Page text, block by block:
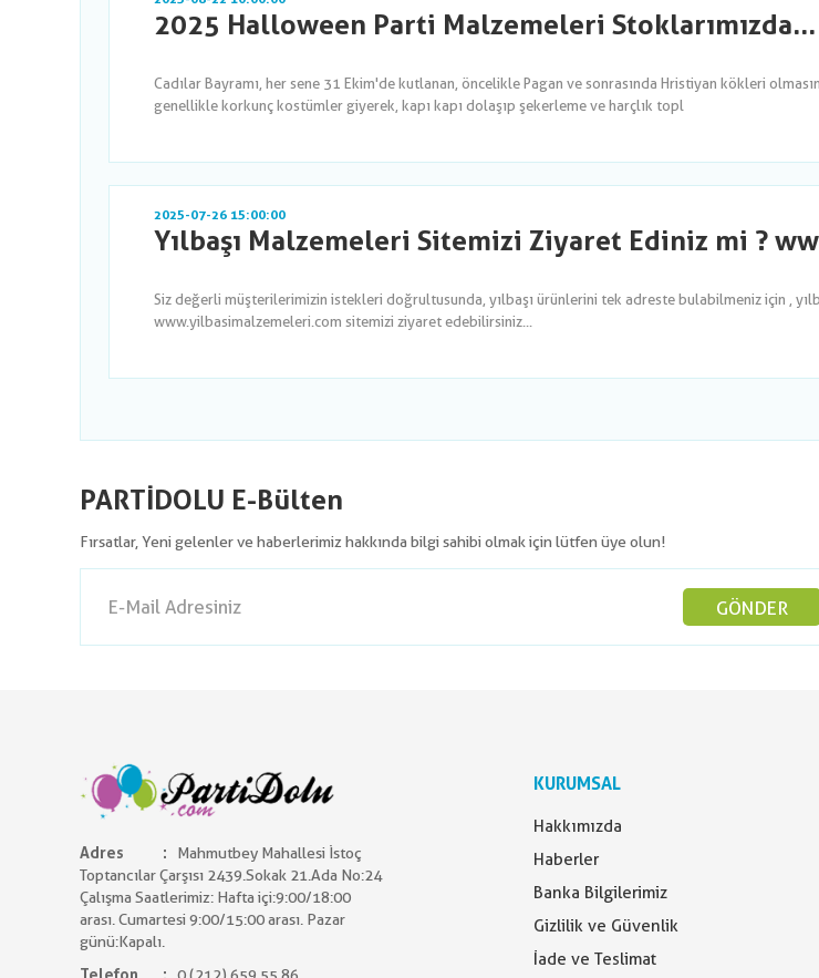
2025 Halloween Parti Malzemeleri Stoklarımızda...
Cadılar Bayramı, her sene 31 Ekim'de kutlanan, öncelikle Pagan ve sonrasında Hristiyan kökleri
genellikle korkunç kostümler giyerek, kapı kapı dolaşıp şekerleme ve harçlık topl
2025-07-26 15:00:00
Yılbaşı Malzemeleri Sitemizi Ziyaret Ediniz mi ?
Siz değerli müşterilerimizin istekleri doğrultusunda, yılbaşı ürünlerini tek adreste bulabilmeniz için ,
www.yilbasimalzemeleri.com sitemizi ziyaret edebilirsiniz...
PARTİDOLU E-Bülten
Fırsatlar, Yeni gelenler ve haberlerimiz hakkında bilgi sahibi olmak için lütfen üye olun!
GÖNDER
Adres
Mahmutbey Mahallesi İstoç
Toptancılar Çarşısı 2439.Sokak 21.Ada No:24
Çalışma Saatlerimiz: Hafta içi:9:00/18:00
arası. Cumartesi 9:00/15:00 arası. Pazar
günü:Kapalı.
KURUMSAL
Hakkımızda
Haberler
Banka Bilgilerimiz
Gizlilik ve Güvenlik
İade ve Teslimat